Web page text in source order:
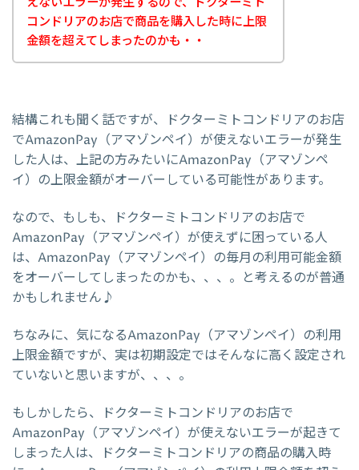
コンドリアのお店で商品を購入した時に上限
金額を超えてしまったのかも・・
結構これも聞く話ですが、ドクターミトコンドリアのお店
でAmazonPay（アマゾンペイ）が使えないエラーが発生
した人は、上記の方みたいにAmazonPay（アマゾンペ
イ）の上限金額がオーバーしている可能性があります。
なので、もしも、ドクターミトコンドリアのお店で
AmazonPay（アマゾンペイ）が使えずに困っている人
は、AmazonPay（アマゾンペイ）の毎月の利用可能金額
をオーバーしてしまったのかも、、、。と考えるのが普通
かもしれません♪
ちなみに、気になるAmazonPay（アマゾンペイ）の利用
上限金額ですが、実は初期設定ではそんなに高く設定され
ていないと思いますが、、、。
もしかしたら、ドクターミトコンドリアのお店で
AmazonPay（アマゾンペイ）が使えないエラーが起きて
しまった人は、ドクターミトコンドリアの商品の購入時